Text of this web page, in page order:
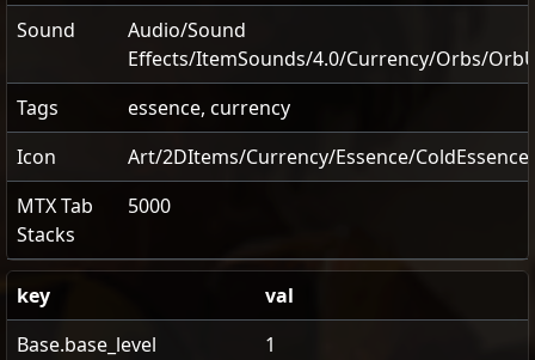
Sound
Audio/Sound
Effects/ItemSounds/4.0/Currency/Orbs/
Tags
essence, currency
Icon
Art/2DItems/Currency/Essence/
MTX Tab
Stacks
5000
key
val
Base.base_level
1